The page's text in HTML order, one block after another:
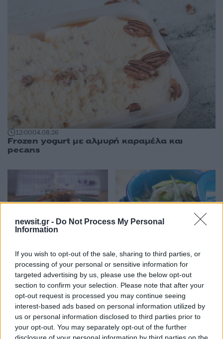
newsit.gr - Do Not Process My Personal
Information
If you wish to opt-out of the sale, sharing to third parties, or
processing of your personal or sensitive information for
targeted advertising by us, please use the below opt-out
section to confirm your selection. Please note that after your
opt-out request is processed you may continue seeing
interest-based ads based on personal information utilized by
us or personal information disclosed to third parties prior to
your opt-out. You may separately opt-out of the further
12:0004.08.26
Frozen yogurt με αλμυρή καραμέλα και
pecans
Φιλέτο πάπιας με
chutney ροδάκινο και
τζίντζερ
Γαρίδες ceviche με
μάνγκο lime και τσίλι
ΔΙΑΦΗΜΙΣΗ